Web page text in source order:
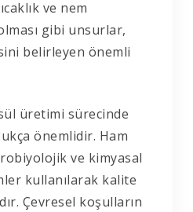
ve nem
gibi unsurlar,
belirleyen önemli
üretimi sürecinde
önemlidir. Ham
ve kimyasal
kullanılarak kalite
Çevresel koşulların